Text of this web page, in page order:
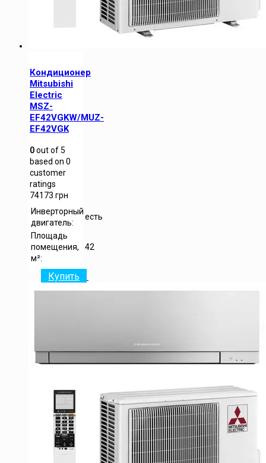
Кондиционер
Mitsubishi
Electric
MSZ-
EF42VGKW/MUZ-
EF42VGK
0out of5
based on 0
customer
ratings
74173 грн
Инверторный
двигатель:
есть
Площадь
помещения,
м²:
42
Купить